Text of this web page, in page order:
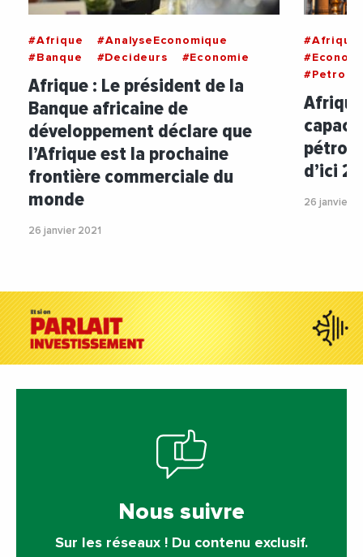
#Afrique
#AnalyseEconomique
#Banque
#Decideurs #Economie
Afrique : Le président de la
Banque africaine de
développement déclare que
l’Afrique est la prochaine
frontière commerciale du
monde
26 janvier 2021
#Petrole
d’ici
26 janvier
Nous suivre
Sur les réseaux ! Du contenu exclusif.